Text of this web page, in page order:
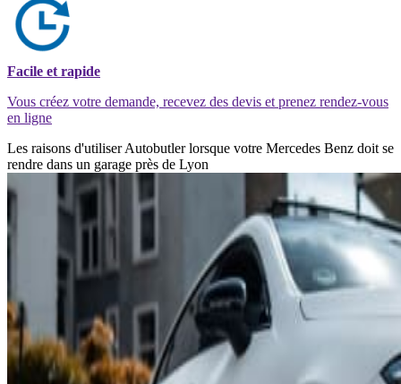
Facile et rapide
Vous créez votre demande, recevez des devis et prenez rendez-vous
en ligne
Les raisons d'utiliser Autobutler lorsque votre Mercedes Benz doit se
rendre dans un garage près de Lyon